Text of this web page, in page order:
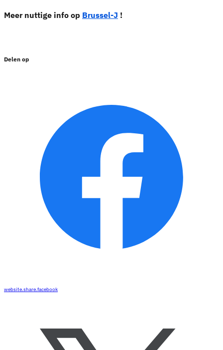
Meer nuttige info op Brussel-J !
Delen op
website.share.facebook